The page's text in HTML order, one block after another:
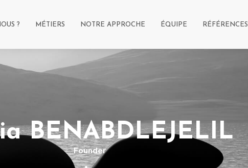
? MÉTIERS NOTRE APPROCHE ÉQUIPE RÉFÉRENCES
BENABDLEJELIL
Founder